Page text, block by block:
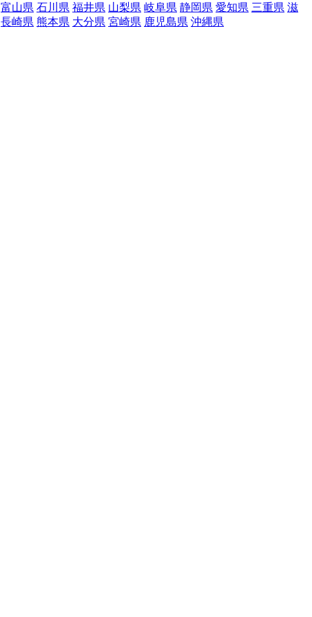
富山県 石川県 福井県 山梨県 岐阜県 静岡県 愛知県 三重県 滋
長崎県 熊本県 大分県 宮崎県 鹿児島県 沖縄県